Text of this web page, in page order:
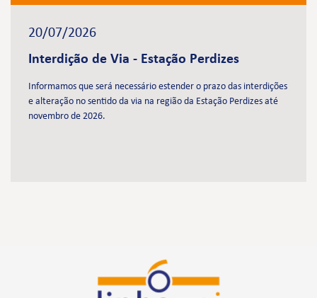
20/07/2026
Interdição de Via - Estação Perdizes
Informamos que será necessário estender o prazo das interdições
e alteração no sentido da via na região da Estação Perdizes até
novembro de 2026.